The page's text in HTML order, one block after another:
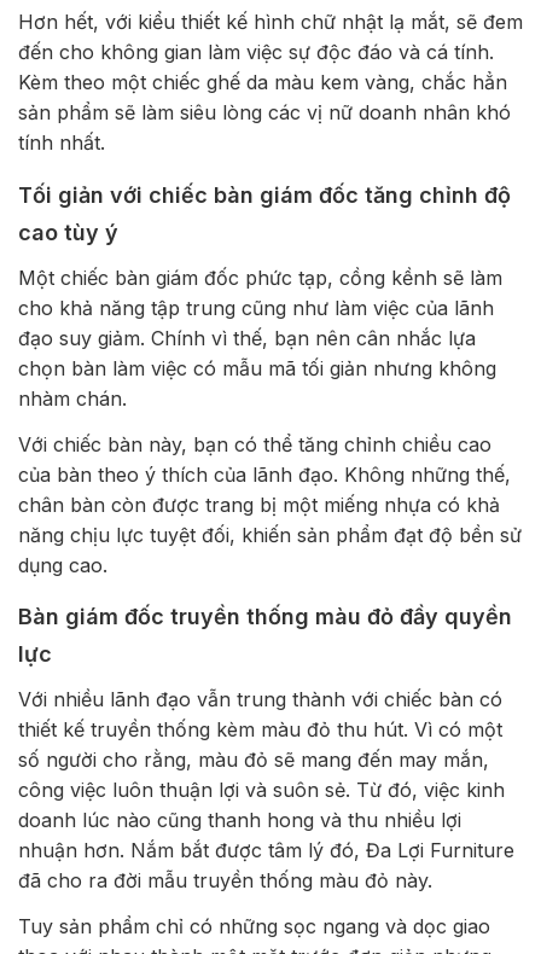
Hơn hết, với kiểu thiết kế hình chữ nhật lạ mắt, sẽ đem
đến cho không gian làm việc sự độc đáo và cá tính.
Kèm theo một chiếc ghế da màu kem vàng, chắc hẳn
sản phẩm sẽ làm siêu lòng các vị nữ doanh nhân khó
tính nhất.
Tối giản với chiếc bàn giám đốc tăng chỉnh độ
cao tùy ý
Một chiếc bàn giám đốc phức tạp, cồng kềnh sẽ làm
cho khả năng tập trung cũng như làm việc của lãnh
đạo suy giảm. Chính vì thế, bạn nên cân nhắc lựa
chọn bàn làm việc có mẫu mã tối giản nhưng không
nhàm chán.
Với chiếc bàn này, bạn có thể tăng chỉnh chiều cao
của bàn theo ý thích của lãnh đạo. Không những thế,
chân bàn còn được trang bị một miếng nhựa có khả
năng chịu lực tuyệt đối, khiến sản phẩm đạt độ bền sử
dụng cao.
Bàn giám đốc truyền thống màu đỏ đầy quyền
lực
Với nhiều lãnh đạo vẫn trung thành với chiếc bàn có
thiết kế truyền thống kèm màu đỏ thu hút. Vì có một
số người cho rằng, màu đỏ sẽ mang đến may mắn,
công việc luôn thuận lợi và suôn sẻ. Từ đó, việc kinh
doanh lúc nào cũng thanh hong và thu nhiều lợi
nhuận hơn. Nắm bắt được tâm lý đó, Đa Lợi Furniture
đã cho ra đời mẫu truyền thống màu đỏ này.
Tuy sản phẩm chỉ có những sọc ngang và dọc giao